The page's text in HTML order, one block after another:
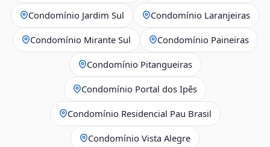
Condomínio Jardim Sul Condomínio Laranjeiras
Condomínio Mirante Sul Condomínio Paineiras
Condomínio Pitangueiras
Condomínio Portal dos Ipês
Condomínio Residencial Pau Brasil
Condomínio Vista Alegre